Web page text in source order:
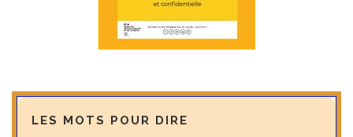
LES MOTS POUR DIRE